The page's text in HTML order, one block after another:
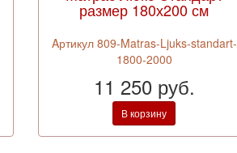
размер 180х200 см
Aртикул 809-Matras-Ljuks-standart-
1800-2000
11 250 руб.
В корзину